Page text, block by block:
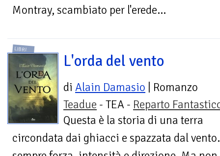
Montray, scambiato per l'erede...
LIBRI
L'orda del vento
di Alain Damasio | Romanzo
Teadue - TEA - Reparto
Questa è la storia di una terra
circondata dai ghiacci e spazzata dal